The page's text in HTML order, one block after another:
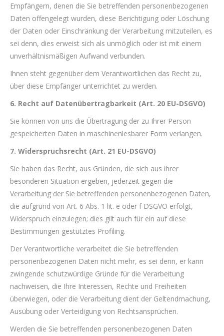
Empfängern, denen die Sie betreffenden personenbezogenen
Daten offengelegt wurden, diese Berichtigung oder Löschung
der Daten oder Einschränkung der Verarbeitung mitzuteilen, es
sei denn, dies erweist sich als unmöglich oder ist mit einem
unverhältnismäßigen Aufwand verbunden.
Ihnen steht gegenüber dem Verantwortlichen das Recht zu,
über diese Empfänger unterrichtet zu werden.
6. Recht auf Datenübertragbarkeit (Art. 20 EU-DSGVO)
Sie können von uns die Übertragung der zu Ihrer Person
gespeicherten Daten in maschinenlesbarer Form verlangen.
7. Widerspruchsrecht (Art. 21 EU-DSGVO)
Sie haben das Recht, aus Gründen, die sich aus ihrer
besonderen Situation ergeben, jederzeit gegen die
Verarbeitung der Sie betreffenden personenbezogenen Daten,
die aufgrund von Art. 6 Abs. 1 lit. e oder f DSGVO erfolgt,
Widerspruch einzulegen; dies gilt auch für ein auf diese
Bestimmungen gestütztes Profiling.
Der Verantwortliche verarbeitet die Sie betreffenden
personenbezogenen Daten nicht mehr, es sei denn, er kann
zwingende schutzwürdige Gründe für die Verarbeitung
nachweisen, die Ihre Interessen, Rechte und Freiheiten
überwiegen, oder die Verarbeitung dient der Geltendmachung,
Ausübung oder Verteidigung von Rechtsansprüchen.
Werden die Sie betreffenden personenbezogenen Daten